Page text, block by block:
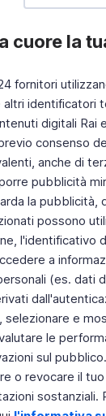
cuore la
fornitori
identificatori
digitali Rai
consenso
anche di
pubblicità
la pubblicità,
possono
l'identificativo
a
(es. dati
selezionare e
le
sul
o revocare il
sostanziali.
Instagram